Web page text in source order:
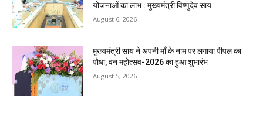
योजनाओं का लाभ : मुख्यमंत्री विष्णुदेव साय
August 6, 2026
मुख्यमंत्री साय ने अपनी माँ के नाम पर लगाया पीपल का
पौधा, वन महोत्सव-2026 का हुआ शुभारंभ
August 5, 2026